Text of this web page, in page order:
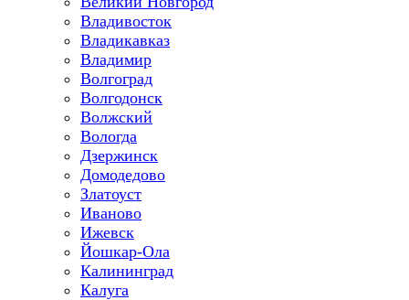
Владивосток
Владикавказ
Владимир
Волгоград
Волгодонск
Волжский
Вологда
Дзержинск
Домодедово
Златоуст
Иваново
Ижевск
Йошкар-Ола
Калининград
Калуга